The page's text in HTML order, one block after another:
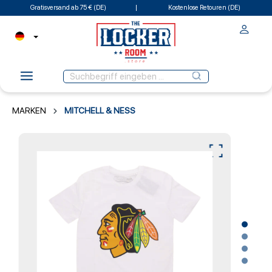
Gratisversand ab 75 € (DE) Kostenlose Retouren (DE)
MARKEN MITCHELL & NESS